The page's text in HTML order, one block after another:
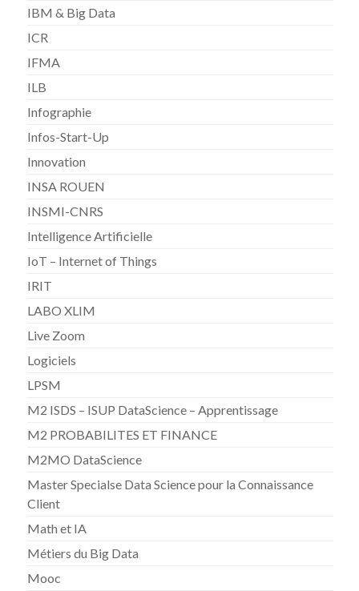
IBM & Big Data
ICR
IFMA
ILB
Infographie
Infos-Start-Up
Innovation
INSA ROUEN
INSMI-CNRS
Intelligence Artificielle
IoT – Internet of Things
IRIT
LABO XLIM
Live Zoom
Logiciels
LPSM
M2 ISDS – ISUP DataScience – Apprentissage
M2 PROBABILITES ET FINANCE
M2MO DataScience
Master Specialse Data Science pour la Connaissance
Client
Math et IA
Métiers du Big Data
Mooc